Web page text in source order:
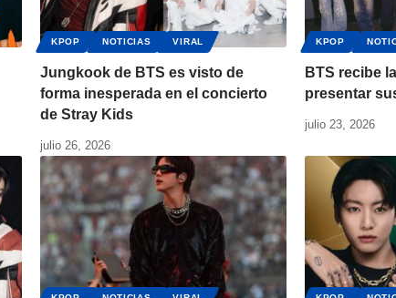
KPOP NOTICIAS VIRAL
Jungkook de BTS es visto de
forma inesperada en el concierto
de Stray Kids
julio 26, 2026
KPOP
BTS recibe
presentar
julio 23, 2026